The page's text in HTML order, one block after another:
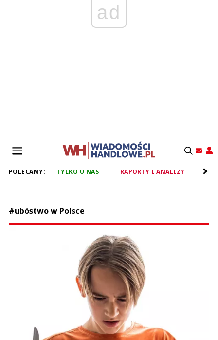
ad
POLECAMY: TYLKO U NAS RAPORTY I ANALIZY
#ubóstwo w Polsce